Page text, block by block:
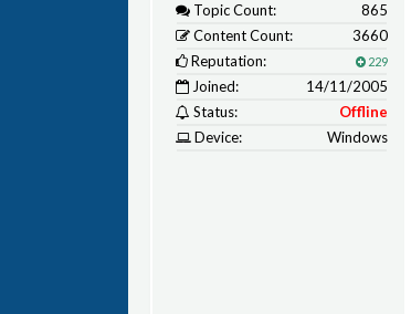
Topic Count:
865
Content Count:
3660
Reputation:
229
Joined:
14/11/2005
Status:
Offline
Device:
Windows